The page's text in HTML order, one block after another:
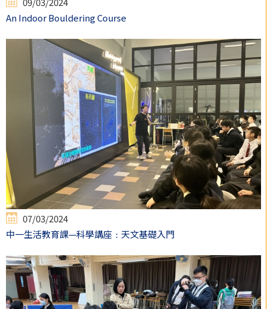
An Indoor Bouldering Course
07/03/2024
中一生活教育課—科學講座﹕天文基礎入門